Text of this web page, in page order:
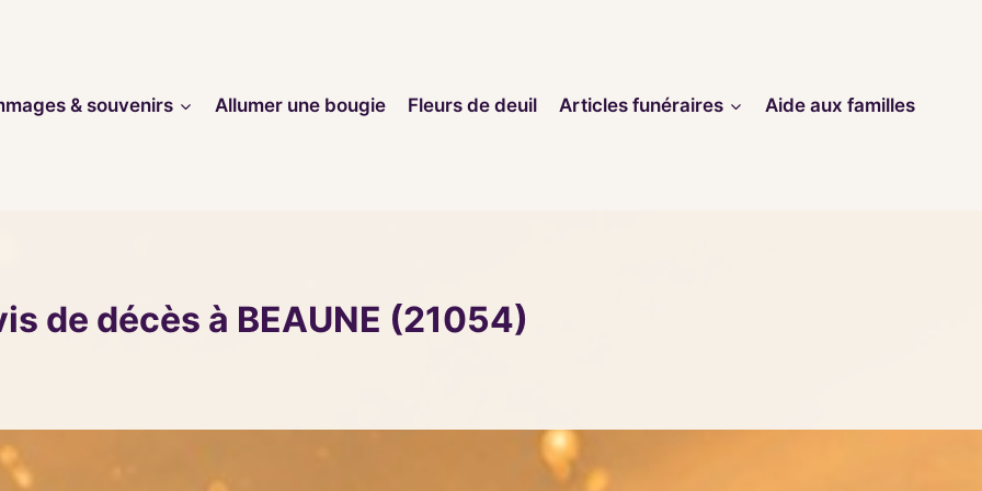
& souvenirs
Allumer une bougie Fleurs de deuil Articles funéraires Aide aux familles
de décès à BEAUNE (21054)